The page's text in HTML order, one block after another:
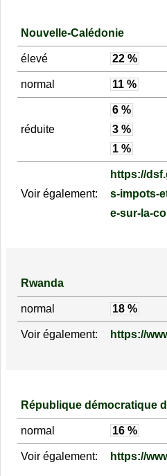
Nouvelle-Calédonie
élevé 22 %
normal 11 %
réduite
6 %
3 %
1 %
Voir également:
https://
s-impots-
e-sur-la-
Rwanda
normal 18 %
Voir également: https://
République démocratique
normal 16 %
Voir également: https://